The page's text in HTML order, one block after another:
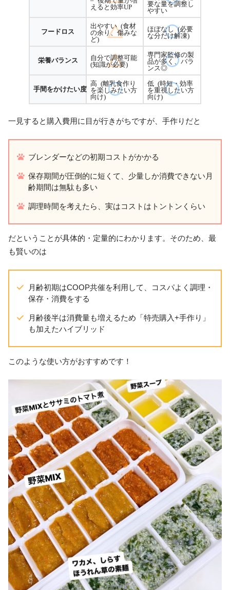
えると効率UP
要な量を調整し
やすい
フードロス
出やすい (食材
の余り、傷みな
ど)
ほぼなし (必要
な分だけ解凍)
栄養バランス
自分で調整可能
(知識が必要)
専門家監修の製
品が多く、バラ
ンス◎
手間をかけたい度
高 (離乳食作り
を楽しみたい方
向け)
低 (時短・効率
を重視したい方
向け)
一見すると購入費用に目が行きがちですが、手作りだと
ブレンダーなどの初期コストがかかる
保存期間が圧倒的に短くて、少量しか消費できない月
齢期間は無駄も多い
調理時間を考えたら、実はコストはトントンくらい
だということが具体的・定量的にわかります。そのため、最
も賢いのは
月齢初期はCOOP共催を利用して、コスパよく調理・
保存・消費をする
月齢後半は消費量も増えるため「特売購入+手作り」
も加えたハイブリッド
このような使い方がおすすめです！